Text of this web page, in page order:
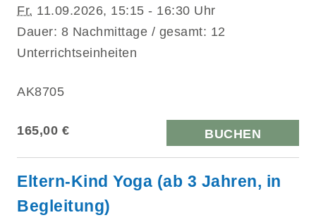
Fr. 11.09.2026, 15:15 - 16:30 Uhr
Dauer: 8 Nachmittage / gesamt: 12
Unterrichtseinheiten
AK8705
165,00 € BUCHEN
Eltern-Kind Yoga (ab 3 Jahren, in
Begleitung)